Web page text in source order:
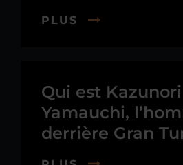
PLUS
Qui est Kazunori
Yamauchi,
derrière Gran